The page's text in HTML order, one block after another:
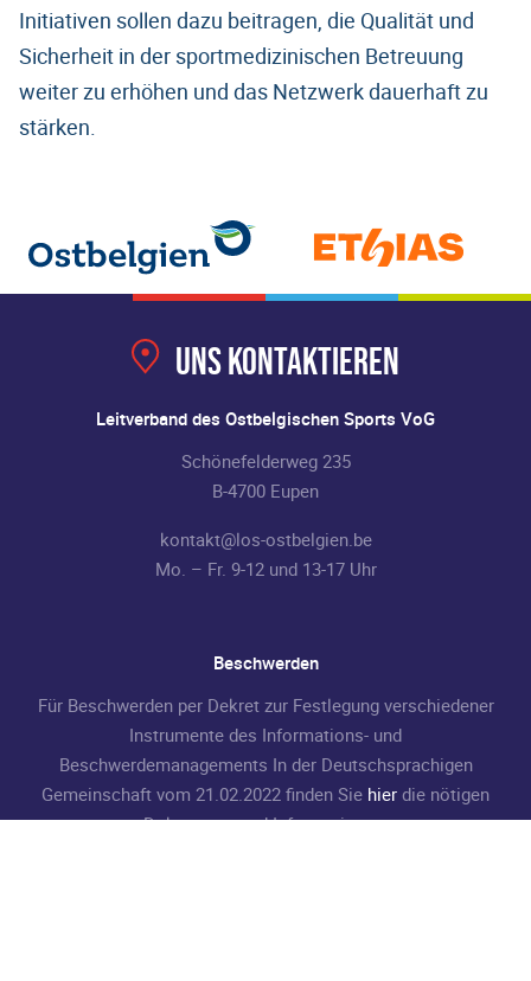
Initiativen sollen dazu beitragen, die Qualität und
Sicherheit in der sportmedizinischen Betreuung
weiter zu erhöhen und das Netzwerk dauerhaft zu
stärken.
Uns kontaktieren
Leitverband des Ostbelgischen Sports VoG
Schönefelderweg 235
B-4700 Eupen
kontakt@los-ostbelgien.be
Mo. – Fr. 9-12 und 13-17 Uhr
Beschwerden
Für Beschwerden per Dekret zur Festlegung verschiedener
Instrumente des Informations- und
Beschwerdemanagements In der Deutschsprachigen
Gemeinschaft vom 21.02.2022 finden Sie hier die nötigen
Dokumente und Informationen.